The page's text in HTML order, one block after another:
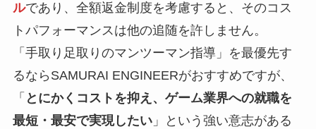
ルであり、全額返金制度を考慮すると、そのコス
トパフォーマンスは他の追随を許しません。
「手取り足取りのマンツーマン指導」を最優先す
るならSAMURAI ENGINEERがおすすめですが、
「 とにかくコストを抑え、ゲーム業界への就職を
最短・最安で実現したい」という強い意志がある